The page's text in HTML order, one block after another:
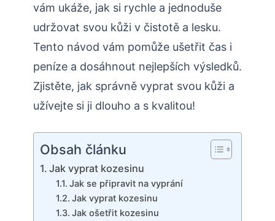
vám ukáže, jak si rychle a jednoduše
udržovat svou kůži v čistotě a lesku.
Tento návod vám pomůže ušetřit čas i
peníze a dosáhnout nejlepších výsledků.
Zjistěte, jak správně vyprat svou kůži a
užívejte si ji dlouho a s kvalitou!
Obsah článku
Jak vyprat kozesinu
Jak se připravit na vyprání
Jak vyprat kozesinu
Jak ošetřit kozesinu